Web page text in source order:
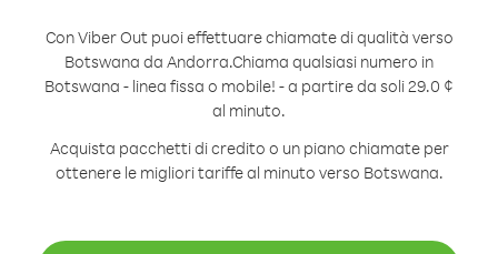
Con Viber Out puoi effettuare chiamate di qualità verso
Botswana da Andorra.Chiama qualsiasi numero in
Botswana - linea fissa o mobile! - a partire da soli 29.0 ¢
al minuto.
Acquista pacchetti di credito o un piano chiamate per
ottenere le migliori tariffe al minuto verso Botswana.